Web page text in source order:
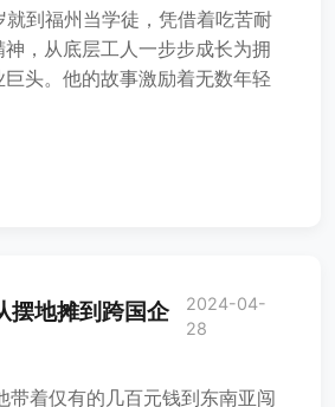
就到福州当学徒，凭借着吃苦耐
，从底层工人一步步成长为拥
头。他的故事激励着无数年轻
摆地摊到跨国企
2024-04-
28
带着仅有的几百元钱到东南亚闯